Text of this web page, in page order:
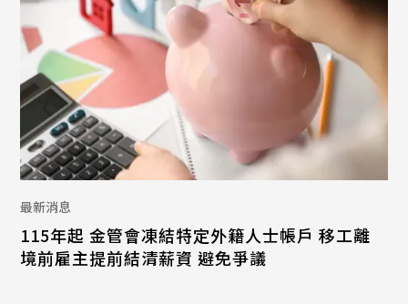
最新消息
115年起 金管會凍結特定外籍人士帳戶 移工離
境前雇主提前結清薪資 避免爭議